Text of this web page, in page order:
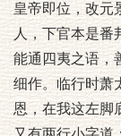
皇帝即位，改元
人，下官本是番
能通四夷之语，
细作。临行时萧
恩，在我这左脚